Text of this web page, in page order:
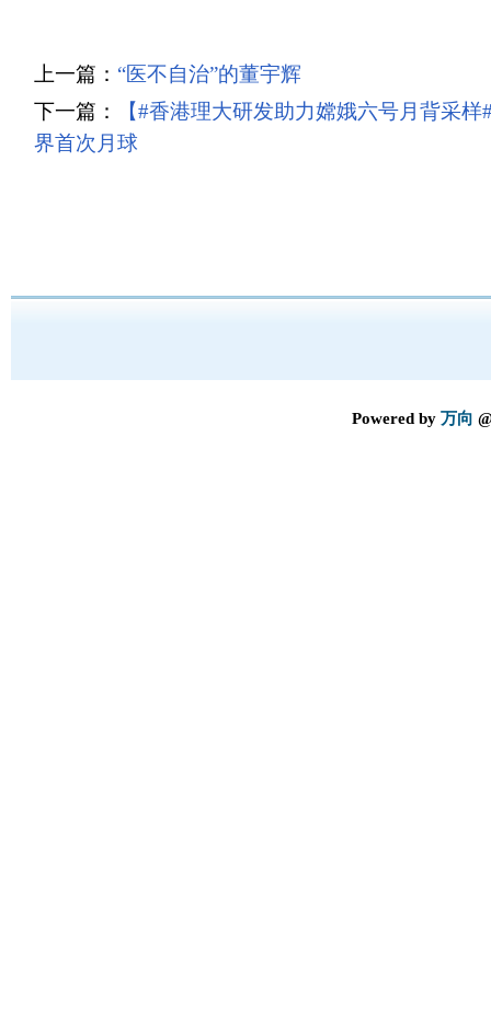
上一篇： “医不自治”的董宇辉
下一篇：
【#香港理大研发助力嫦娥六号月背采
界首次月球
Powered by 万向